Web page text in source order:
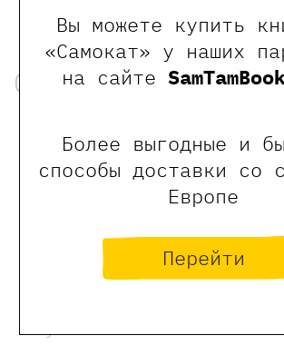
Вы можете купить
«Самокат» у наших
на сайте
Более выгодные и
способы доставки со
Европе
Перейти
Об авторах